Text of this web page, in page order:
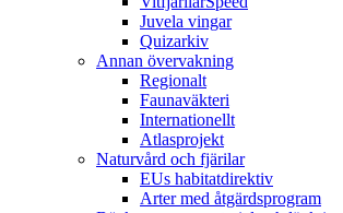
Juvela vingar
Quizarkiv
Annan övervakning
Regionalt
Faunaväkteri
Internationellt
Atlasprojekt
Naturvård och fjärilar
EUs habitatdirektiv
Arter med åtgärdsprogram